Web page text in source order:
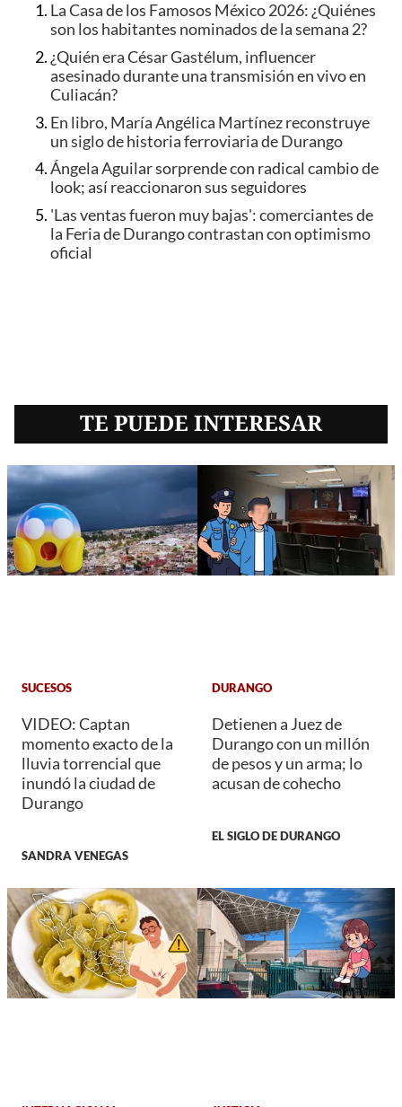
La Casa de los Famosos México 2026: ¿Quiénes
son los habitantes nominados de la semana 2?
¿Quién era César Gastélum, influencer
asesinado durante una transmisión en vivo en
Culiacán?
En libro, María Angélica Martínez reconstruye
un siglo de historia ferroviaria de Durango
Ángela Aguilar sorprende con radical cambio de
look; así reaccionaron sus seguidores
'Las ventas fueron muy bajas': comerciantes de
la Feria de Durango contrastan con optimismo
oficial
TE PUEDE INTERESAR
SUCESOS
VIDEO: Captan
momento exacto de la
lluvia torrencial que
inundó la ciudad de
Durango
SANDRA VENEGAS
DURANGO
Detienen a Juez de
Durango con un millón
de pesos y un arma; lo
acusan de cohecho
EL SIGLO DE DURANGO